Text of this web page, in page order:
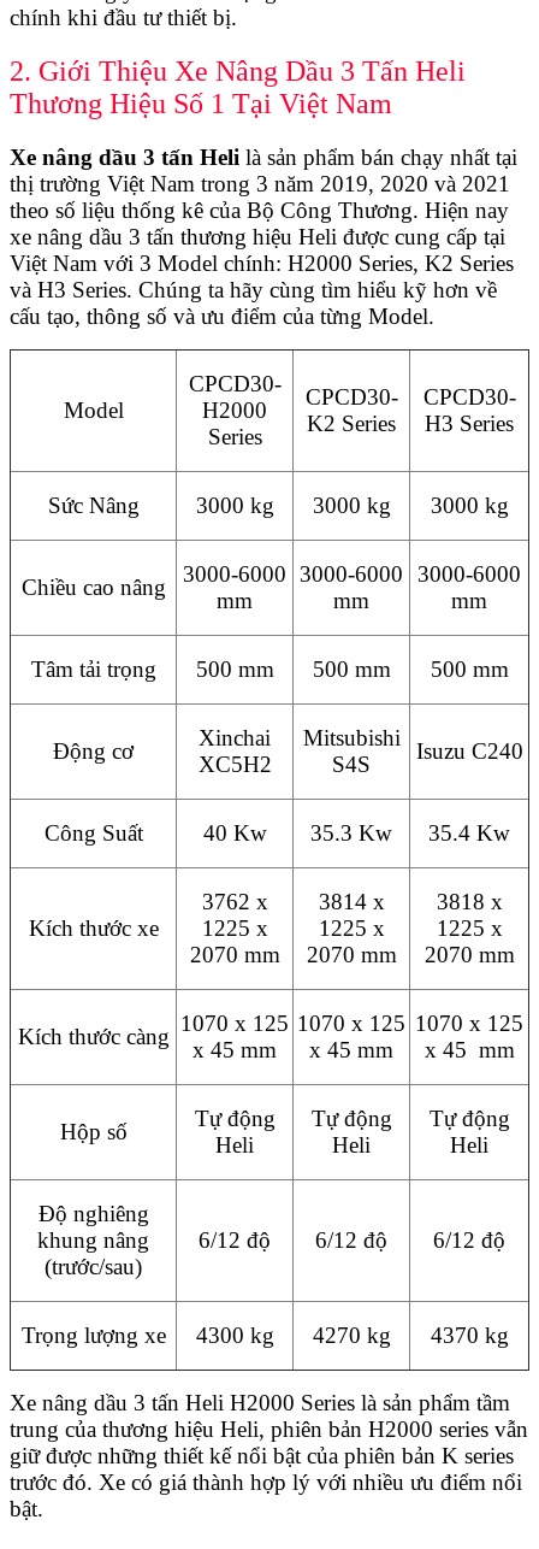
chính khi đầu tư thiết bị.
2. Giới Thiệu Xe Nâng Dầu 3 Tấn Heli
Thương Hiệu Số 1 Tại Việt Nam
Xe nâng dầu 3 tấn Heli là sản phẩm bán chạy nhất tại
thị trường Việt Nam trong 3 năm 2019, 2020 và 2021
theo số liệu thống kê của Bộ Công Thương. Hiện nay
xe nâng dầu 3 tấn thương hiệu Heli được cung cấp tại
Việt Nam với 3 Model chính: H2000 Series, K2 Series
và H3 Series. Chúng ta hãy cùng tìm hiểu kỹ hơn về
cấu tạo, thông số và ưu điểm của từng Model.
Model
CPCD30-
H2000
Series
CPCD30-
K2 Series
CPCD30-
H3 Series
Sức Nâng 3000 kg 3000 kg 3000 kg
Chiều cao nâng
3000-6000
mm
3000-6000
mm
3000-6000
mm
Tâm tải trọng 500 mm 500 mm 500 mm
Động cơ
Xinchai
XC5H2
Mitsubishi
S4S
Isuzu C240
Công Suất 40 Kw 35.3 Kw 35.4 Kw
Kích thước xe
3762 x
1225 x
2070 mm
3814 x
1225 x
2070 mm
3818 x
1225 x
2070 mm
Kích thước càng
1070 x 125
x 45 mm
1070 x 125
x 45 mm
1070 x 125
x 45 mm
Hộp số
Tự động
Heli
Tự động
Heli
Tự động
Heli
Độ nghiêng
khung nâng
(trước/sau)
6/12 độ 6/12 độ 6/12 độ
Trọng lượng xe 4300 kg 4270 kg 4370 kg
Xe nâng dầu 3 tấn Heli H2000 Series là sản phẩm tầm
trung của thương hiệu Heli, phiên bản H2000 series vẫn
giữ được những thiết kế nổi bật của phiên bản K series
trước đó. Xe có giá thành hợp lý với nhiều ưu điểm nổi
bật.